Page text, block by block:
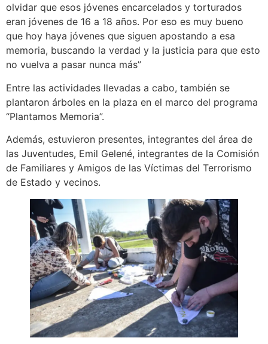
olvidar que esos jóvenes encarcelados y torturados
eran jóvenes de 16 a 18 años. Por eso es muy bueno
que hoy haya jóvenes que siguen apostando a esa
memoria, buscando la verdad y la justicia para que esto
no vuelva a pasar nunca más”
Entre las actividades llevadas a cabo, también se
plantaron árboles en la plaza en el marco del programa
“Plantamos Memoria”.
Además, estuvieron presentes, integrantes del área de
las Juventudes, Emil Gelené, integrantes de la Comisión
de Familiares y Amigos de las Víctimas del Terrorismo
de Estado y vecinos.